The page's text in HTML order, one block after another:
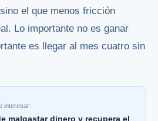
el que menos fricción
Lo importante no es ganar
es llegar al mes cuatro sin
interesar:
malgastar dinero y recupera el